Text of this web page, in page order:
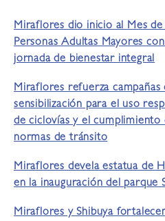
Miraflores dio inicio al Mes de
Personas Adultas Mayores
jornada de bienestar integral
Miraflores refuerza campañas
sensibilización para el uso
de ciclovías y el cumplimiento
normas de tránsito
Miraflores devela estatua de
en la inauguración del parque
Miraflores y Shibuya